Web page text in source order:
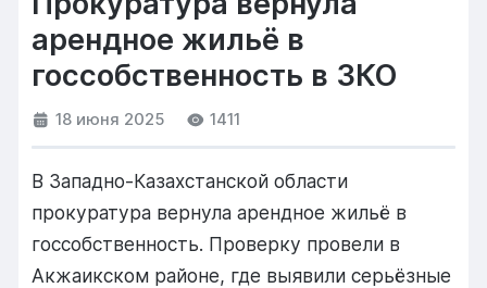
арендное жильё в
госсобственность в ЗКО
18 июня 2025 1411
В Западно-Казахстанской области
прокуратура вернула арендное жильё в
госсобственность. Проверку провели в
Акжаикском районе, где выявили серьёзные